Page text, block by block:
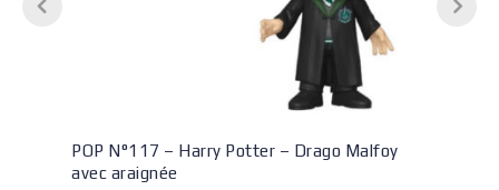
POP N°117 – Harry Potter – Drago Malfoy
avec araignée